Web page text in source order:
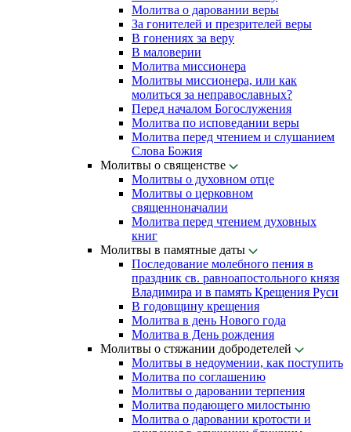
Молитва о даровании веры
За гонителей и презрителей веры
В гонениях за веру
В маловерии
Молитва миссионера
Молитвы миссионера, или как
молиться за неправославных?
Перед началом Богослужения
Молитва по исповедании веры
Молитва перед чтением и слушанием
Слова Божия
Молитвы о священстве
Молитвы о духовном отце
Молитвы о церковном
священноначалии
Молитва перед чтением духовных
книг
Молитвы в памятные даты
Последование молебного пения в
праздник св. равноапостольного князя
Владимира и в память Крещения Руси
В годовщину крещения
Молитва в день Нового года
Молитва в День рождения
Молитвы о стяжании добродетелей
Молитвы в недоумении, как поступить
Молитва по соглашению
Молитвы о даровании терпения
Молитва подающего милостыню
Молитва о даровании кротости и